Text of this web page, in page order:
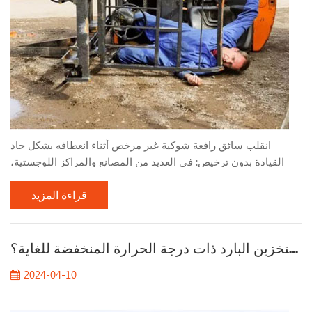
انقلب سائق رافعة شوكية غير مرخص أثناء انعطافه بشكل حاد
القيادة بدون ترخيص: في العديد من المصانع والمراكز اللوجستية،
وبسبب احتياجات الإنتاج العاجلة، يتم أحيانًا تعيين العمال الذين
يفتقرون إلى التدريب المؤهل والمؤهلات لتشغيل الرافعات الشوكية .
ويفتقر هؤلاء السائقون غير المرخصين إلى الفهم والمهارات
الأساسية في تشغيل الرافعة الشوكية، مما يؤدي إلى سلوك قيادة
غير لائق. منعطف سريع جدًا وحاد جدًا: في بيئة...
قراءة المزيد
ما هي الخصائص التقنية للرافعات الشوكية للتخزين البارد ذات درجة الحرارة المنخفضة للغاية؟
2024-04-10